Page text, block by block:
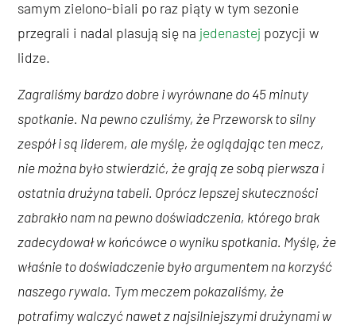
samym zielono-biali po raz piąty w tym sezonie
przegrali i nadal plasują się na jedenastej pozycji w
lidze.
Zagraliśmy bardzo dobre i wyrównane do 45 minuty
spotkanie. Na pewno czuliśmy, że Przeworsk to silny
zespół i są liderem, ale myślę, że oglądając ten mecz,
nie można było stwierdzić, że grają ze sobą pierwsza i
ostatnia drużyna tabeli. Oprócz lepszej skuteczności
zabrakło nam na pewno doświadczenia, którego brak
zadecydował w końcówce o wyniku spotkania. Myślę, że
właśnie to doświadczenie było argumentem na korzyść
naszego rywala. Tym meczem pokazaliśmy, że
potrafimy walczyć nawet z najsilniejszymi drużynami w